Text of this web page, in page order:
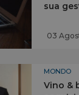
sua
03
MONDO
Vino &